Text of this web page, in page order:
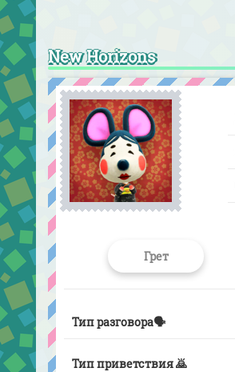
New Horizons
Грет
Тип разговора🗣️
Тип приветствия 🙇